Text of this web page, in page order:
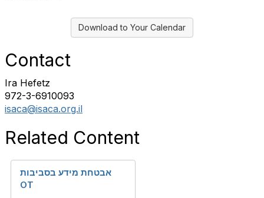
Download to Your Calendar
Contact
Ira Hefetz
972-3-6910093
isaca@isaca.org.il
Related Content
אבטחת מידע בסביבות
OT